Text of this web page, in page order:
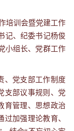
培训会暨党建工作
记、纪委书记杨俊
小组长、党群工作
党支部工作制度
支部议事规则、党
育管理、思想政治
加强理论教育、